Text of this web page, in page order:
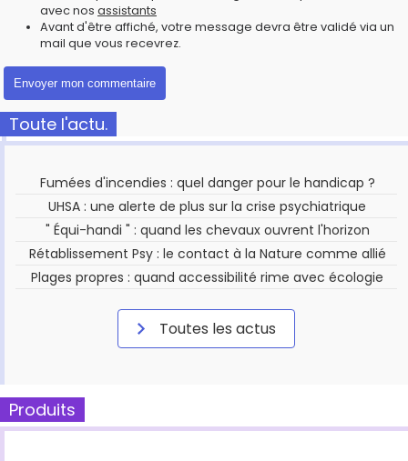
avec nos assistants
Avant d'être affiché, votre message devra être validé via un
mail que vous recevrez.
Toute l'actu.
Fumées d'incendies : quel danger pour le handicap ?
UHSA : une alerte de plus sur la crise psychiatrique
" Équi-handi " : quand les chevaux ouvrent l'horizon
Rétablissement Psy : le contact à la Nature comme allié
Plages propres : quand accessibilité rime avec écologie
Toutes les actus
Produits